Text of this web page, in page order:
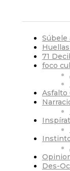
Súbele
71
foco
Asfalto
Des-